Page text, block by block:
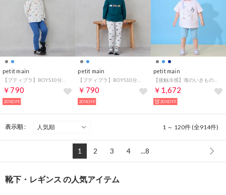
petit main
￥790
20%OFF
petit main
￥790
20%OFF
petit main
【接触冷感】海のいきもの7分丈レギンス （ライト ブルー）
￥1,672
20%OFF
表示順 : 1 ～ 120件 (全914件)
1 2 3 4 ...8
靴下・レギンス の人気アイテム